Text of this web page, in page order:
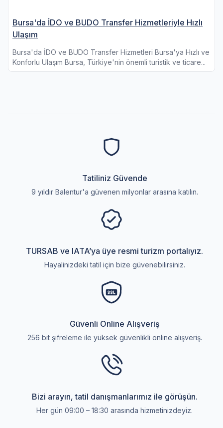
Bursa'da İDO ve BUDO Transfer Hizmetleriyle Hızlı
Ulaşım
Bursa'da İDO ve BUDO Transfer Hizmetleri Bursa'ya Hızlı ve
Konforlu Ulaşım Bursa, Türkiye'nin önemli turistik ve ticare...
Tatiliniz Güvende
9 yıldır Balentur'a güvenen milyonlar arasına katılın.
TURSAB ve IATA’ya üye resmi turizm portalıyız.
Hayalinizdeki tatil için bize güvenebilirsiniz.
Güvenli Online Alışveriş
256 bit şifreleme ile yüksek güvenlikli online alışveriş.
Bizi arayın, tatil danışmanlarımız ile görüşün.
Her gün 09:00 – 18:30 arasında hizmetinizdeyiz.